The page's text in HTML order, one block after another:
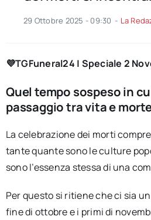
29 Ottobre 2025 - 09:30 - La
💜TGFuneral24 | Speciale 2
Quel tempo sospeso in
passaggio tra vita e
La celebrazione dei morti
tante quante sono le culture
sono l’essenza stessa di una
Per questo si ritiene che ci sia
fine di ottobre e i primi di